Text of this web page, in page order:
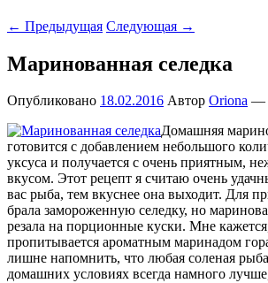
← Предыдущая Следующая →
Маринованная селедка
Опубликовано 18.02.2016 Автор Oriona —
Домашняя
готовится с добавлением небольшого
уксуса и получается с очень приятным,
вкусом. Этот рецепт я считаю очень
вас рыба, тем вкуснее она выходит. Для
брала замороженную селедку, но
резала на порционные куски. Мне
пропитывается ароматным маринадом
лишне напомнить, что любая соленая
домашних условиях всегда намного